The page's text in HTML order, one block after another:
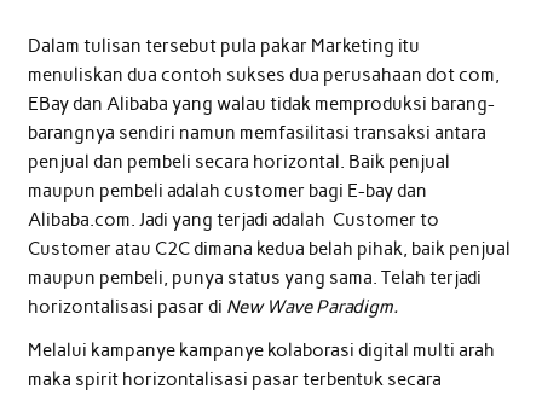
Dalam tulisan tersebut pula pakar Marketing itu
menuliskan dua contoh sukses dua perusahaan dot com,
EBay dan Alibaba yang walau tidak memproduksi barang-
barangnya sendiri namun memfasilitasi transaksi antara
penjual dan pembeli secara horizontal. Baik penjual
maupun pembeli adalah customer bagi E-bay dan
Alibaba.com. Jadi yang terjadi adalah Customer to
Customer atau C2C dimana kedua belah pihak, baik penjual
maupun pembeli, punya status yang sama. Telah terjadi
horizontalisasi pasar di New Wave Paradigm.
Melalui kampanye kampanye kolaborasi digital multi arah
maka spirit horizontalisasi pasar terbentuk secara